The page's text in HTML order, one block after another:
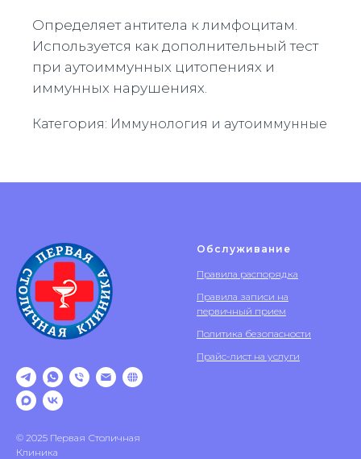
Определяет антитела к лимфоцитам.
Используется как дополнительный тест
при аутоиммунных цитопениях и
иммунных нарушениях.
Категория: Иммунология и аутоиммунные
© 2025 Первая Столичная
Клиника
Обслуживание
Правила распорядка
Правила записи на
первичный прием
Политика безопасности
Прайс-лист на услуги